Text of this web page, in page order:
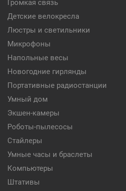
Громкая связь
Детские велокресла
Люстры и светильники
Микрофоны
Напольные весы
Новогодние гирлянды
Портативные радиостанции
Умный дом
Экшен-камеры
Роботы-пылесосы
Стайлеры
Умные часы и браслеты
Компьютеры
Штативы